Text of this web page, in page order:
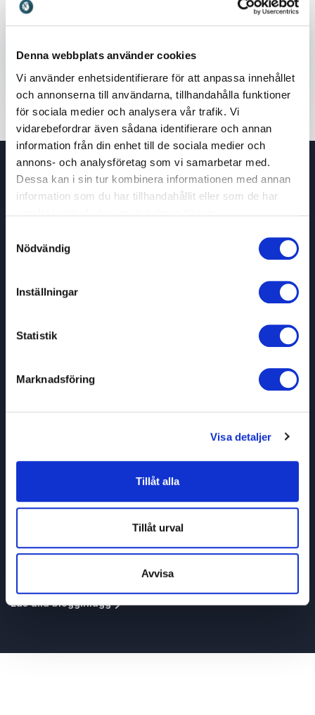
Denna webbplats använder cookies
Vi använder enhetsidentifierare för att anpassa innehållet
och annonserna till användarna, tillhandahålla funktioner
för sociala medier och analysera vår trafik. Vi
vidarebefordrar även sådana identifierare och annan
information från din enhet till de sociala medier och
annons- och analysföretag som vi samarbetar med.
Dessa kan i sin tur kombinera informationen med annan
information som du har tillhandahållit eller som de har
Nödvändig
Inställningar
Statistik
Marknadsföring
Visa detaljer
Tillåt alla
Tillåt urval
Avvisa
Skicka förfrågan
Blogginlägg om bipolär sjukdom
Symbolen som får Sverige att prata om psykisk
Henrik Wahlström
Läs alla blogginlägg